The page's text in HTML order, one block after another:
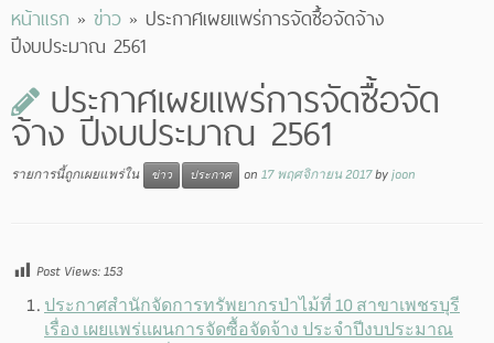
to
content
หน้าแรก » ข่าว » ประกาศเผยแพร่การจัดซื้อจัดจ้าง
ปีงบประมาณ 2561
ประกาศเผยแพร่การจัดซื้อจัด
จ้าง ปีงบประมาณ 2561
รายการนี้ถูกเผยแพร่ใน ข่าว ประกาศ on 17 พฤศจิกายน 2017 by joon
Post Views: 153
ประกาศสำนักจัดการทรัพยากรป่าไม้ที่ 10 สาขาเพชรบุรี
เรื่อง เผยแพร่แผนการจัดซื้อจัดจ้าง ประจำปีงบประมาณ